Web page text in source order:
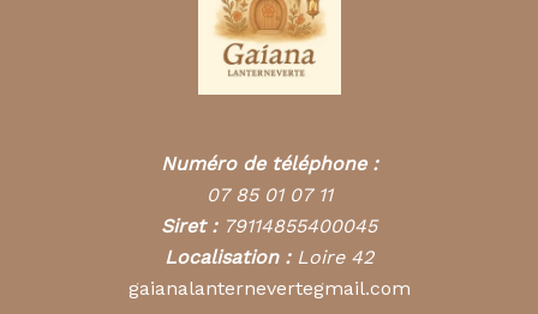
Numéro de téléphone :
07 85 01 07 11
Siret : 79114855400045
Localisation :Loire 42
gaianalanternevertegmail.com